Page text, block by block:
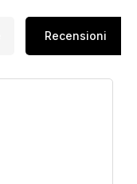
Recensioni